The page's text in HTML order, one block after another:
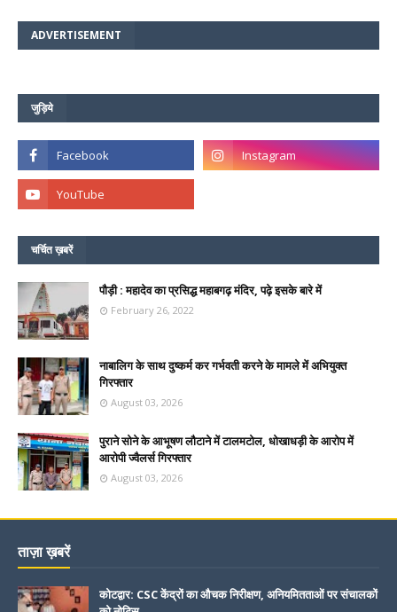
ADVERTISEMENT
जुड़िये
चर्चित ख़बरें
पौड़ी : महादेव का प्रसिद्ध महाबगढ़ मंदिर, पढ़े इसके बारे में
February 26, 2022
नाबालिग के साथ दुष्कर्म कर गर्भवती करने के मामले में अभियुक्त
गिरफ्तार
August 03, 2026
पुराने सोने के आभूषण लौटाने में टालमटोल, धोखाधड़ी के आरोप में
आरोपी ज्वैलर्स गिरफ्तार
August 03, 2026
ताज़ा ख़बरें
कोटद्वार: CSC केंद्रों का औचक निरीक्षण, अनियमितताओं पर संचालकों